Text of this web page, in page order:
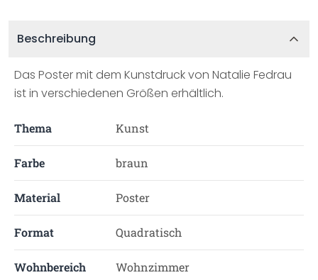
Beschreibung
Das Poster mit dem Kunstdruck von Natalie Fedrau
ist in verschiedenen Größen erhältlich.
Thema Kunst
Farbe braun
Material Poster
Format Quadratisch
Wohnbereich Wohnzimmer